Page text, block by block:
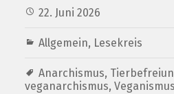
22. Juni 2026
Allgemein, Lesekreis
Anarchismus,
veganarchismus, Veganismus